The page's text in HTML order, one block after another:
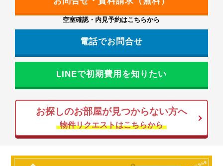
空室確認・内見予約はこちらから
電話でお問合せ
LINEで初期費用を知りたい
お探しのお部屋が見つからない方へ
物件リクエストはこちらから